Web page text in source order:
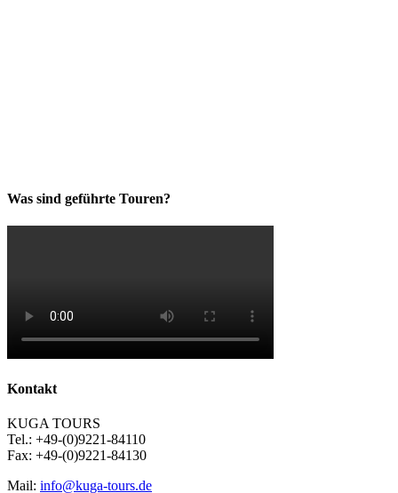
Was sind geführte Touren?
Kontakt
KUGA TOURS
Tel.: +49-(0)9221-84110
Fax: +49-(0)9221-84130
Mail: info@kuga-tours.de